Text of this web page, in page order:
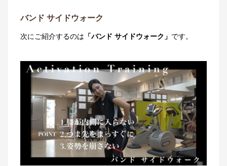
バンド サイドウォーク
次にご紹介するのは 「バンド サイドウォーク」 です。